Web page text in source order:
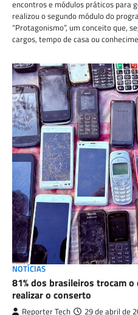
encontros e módulos práticos para
realizou o segundo módulo do
“Protagonismo”, um conceito que,
cargos, tempo de casa ou
NOTÍCIAS
81% dos brasileiros trocam
realizar o conserto
Reporter Tech 29 de abril de